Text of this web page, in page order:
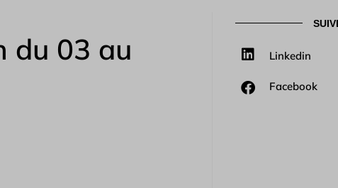
du 03 au
Linkedin
Facebook